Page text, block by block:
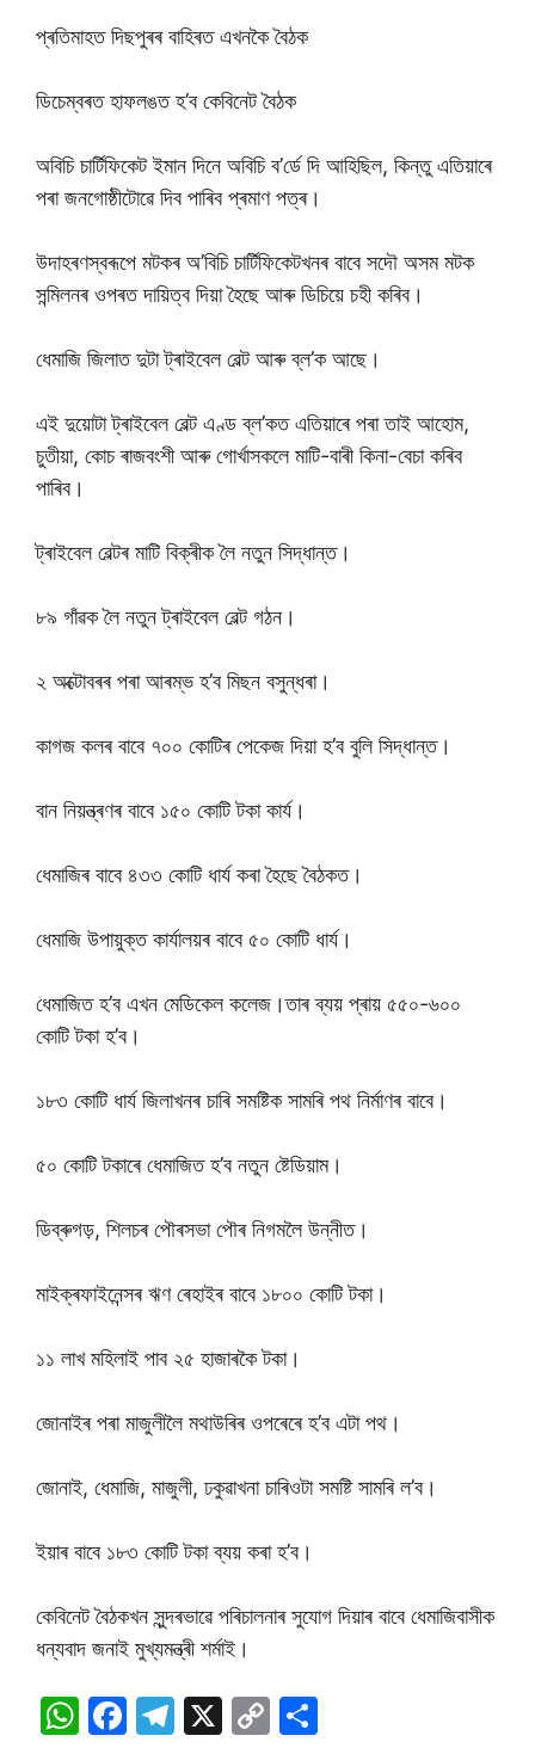
প্ৰতিমাহত দিছপুৰৰ বাহিৰত এখনকৈ বৈঠক
ডিচেম্বৰত হাফলঙত হ’ব কেবিনেট বৈঠক
অবিচি চাৰ্টিফিকেট ইমান দিনে অবিচি ব’ৰ্ডে দি আহিছিল, কিন্তু এতিয়াৰে
পৰা জনগোষ্ঠীটোৱে দিব পাৰিব প্ৰমাণ পত্ৰ।
উদাহৰণস্বৰূপে মটকৰ অ’বিচি চাৰ্টিফিকেটখনৰ বাবে সদৌ অসম মটক
সন্মিলনৰ ওপৰত দায়িত্ব দিয়া হৈছে আৰু ডিচিয়ে চহী কৰিব।
ধেমাজি জিলাত দুটা ট্ৰাইবেল বেল্ট আৰু ব্ল’ক আছে।
এই দুয়োটা ট্ৰাইবেল বেল্ট এণ্ড ব্ল’কত এতিয়াৰে পৰা তাই আহোম,
চুতীয়া, কোচ ৰাজবংশী আৰু গোৰ্খাসকলে মাটি-বাৰী কিনা-বেচা কৰিব
পাৰিব।
ট্ৰাইবেল বেল্টৰ মাটি বিক্ৰীক লৈ নতুন সিদ্ধান্ত।
৮৯ গাঁৱক লৈ নতুন ট্ৰাইবেল বেল্ট গঠন।
২ অক্টোবৰৰ পৰা আৰম্ভ হ’ব মিছন বসুন্ধৰা।
কাগজ কলৰ বাবে ৭০০ কোটিৰ পেকেজ দিয়া হ’ব বুলি সিদ্ধান্ত।
বান নিয়ন্ত্ৰণৰ বাবে ১৫০ কোটি টকা কাৰ্য।
ধেমাজিৰ বাবে ৪৩৩ কোটি ধাৰ্য কৰা হৈছে বৈঠকত।
ধেমাজি উপায়ুক্ত কাৰ্যালয়ৰ বাবে ৫০ কোটি ধাৰ্য।
ধেমাজিত হ’ব এখন মেডিকেল কলেজ।তাৰ ব্যয় প্ৰায় ৫৫০-৬০০
কোটি টকা হ’ব।
১৮৩ কোটি ধাৰ্য জিলাখনৰ চাৰি সমষ্টিক সামৰি পথ নিৰ্মাণৰ বাবে।
৫০ কোটি টকাৰে ধেমাজিত হ’ব নতুন ষ্টেডিয়াম।
ডিব্ৰুগড়, শিলচৰ পৌৰসভা পৌৰ নিগমলৈ উন্নীত।
মাইক্ৰফাইনেন্সৰ ঋণ ৰেহাইৰ বাবে ১৮০০ কোটি টকা।
১১ লাখ মহিলাই পাব ২৫ হাজাৰকৈ টকা।
জোনাইৰ পৰা মাজুলীলৈ মথাউৰিৰ ওপৰেৰে হ’ব এটা পথ।
জোনাই, ধেমাজি, মাজুলী, ঢকুৱাখনা চাৰিওটা সমষ্টি সামৰি ল’ব।
ইয়াৰ বাবে ১৮৩ কোটি টকা ব্যয় কৰা হ’ব।
কেবিনেট বৈঠকখন সুন্দৰভাৱে পৰিচালনাৰ সুযোগ দিয়াৰ বাবে ধেমাজিবাসীক
ধন্যবাদ জনাই মুখ্যমন্ত্ৰী শৰ্মাই।
W F
T
X
C